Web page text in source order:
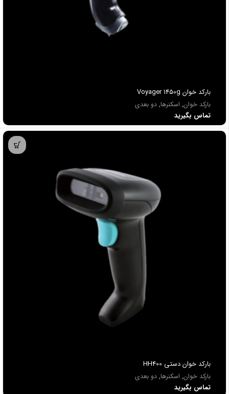
باركد خوان Voyager 1450g
بارکد خوان, اسکنرها, دو بعدی
تماس بگیرید
باركد خوان دستي HH400
بارکد خوان, اسکنرها, دو بعدی
تماس بگیرید